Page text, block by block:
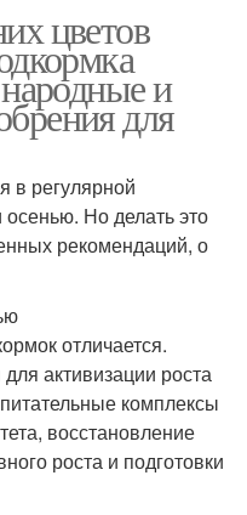
цветов
и
для
в регулярной
Но делать это
рекомендаций, о
отличается.
активизации роста
комплексы
восстановление
роста и подготовки